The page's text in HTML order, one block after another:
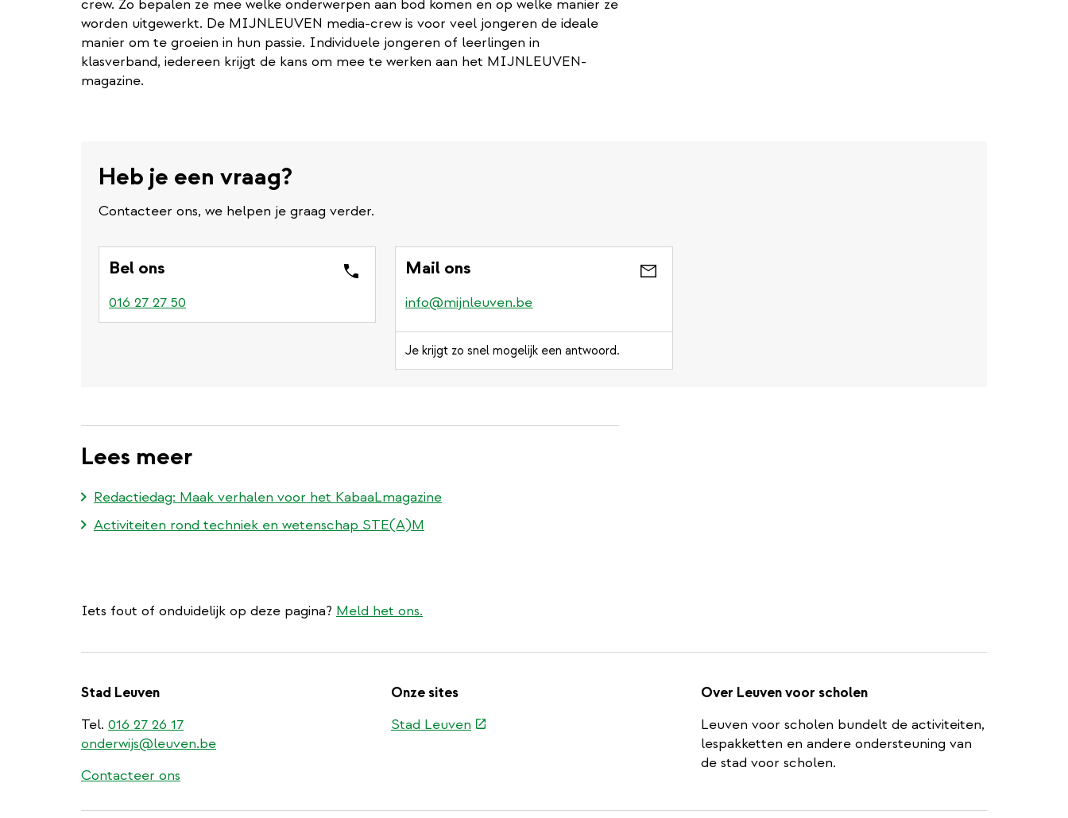
crew. Zo bepalen ze mee welke onderwerpen aan bod komen en op welke manier ze
worden uitgewerkt. De MIJNLEUVEN media-crew is voor veel jongeren de ideale
manier om te groeien in hun passie. Individuele jongeren of leerlingen in
klasverband, iedereen krijgt de kans om mee te werken aan het MIJNLEUVEN-
magazine.
Heb je een vraag?
Contacteer ons, we helpen je graag verder.
Bel ons
016 27 27 50
Mail ons
info@mijnleuven.be
Je krijgt zo snel mogelijk een antwoord.
Lees meer
Redactiedag: Maak verhalen voor het KabaaLmagazine
Activiteiten rond techniek en wetenschap STE(A)M
Iets fout of onduidelijk op deze pagina? Meld het ons.
Stad Leuven
Tel. 016 27 26 17
onderwijs@leuven.be
Contacteer ons
Onze sites
Stad Leuven (externe
Over Leuven voor scholen
Leuven voor scholen bundelt de activiteiten,
lespakketten en andere ondersteuning van
de stad voor scholen.